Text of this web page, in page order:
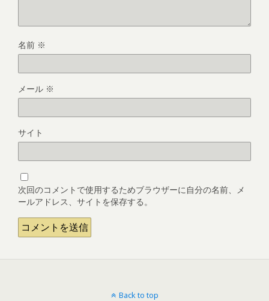
名前 ※
メール ※
サイト
次回のコメントで使用するためブラウザーに自分の名前、メ
ールアドレス、サイトを保存する。
Back to top